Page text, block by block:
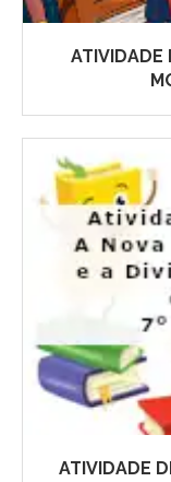
ATIVIDADE
ATIVIDADE